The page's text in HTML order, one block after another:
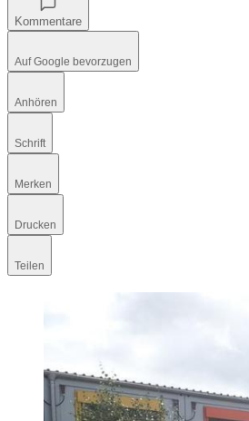
Kommentare
Auf Google bevorzugen
Anhören
Schrift
Merken
Drucken
Teilen